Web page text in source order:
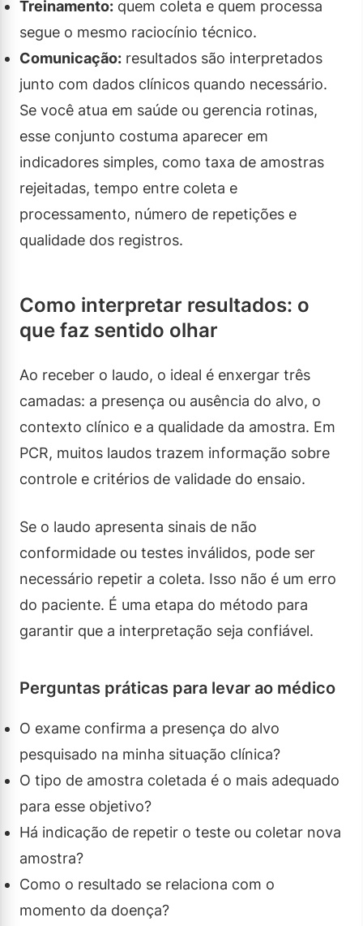
Treinamento: quem coleta e quem processa
segue o mesmo raciocínio técnico.
Comunicação: resultados são interpretados
junto com dados clínicos quando necessário.
Se você atua em saúde ou gerencia rotinas,
esse conjunto costuma aparecer em
indicadores simples, como taxa de amostras
rejeitadas, tempo entre coleta e
processamento, número de repetições e
qualidade dos registros.
Como interpretar resultados: o
que faz sentido olhar
Ao receber o laudo, o ideal é enxergar três
camadas: a presença ou ausência do alvo, o
contexto clínico e a qualidade da amostra. Em
PCR, muitos laudos trazem informação sobre
controle e critérios de validade do ensaio.
Se o laudo apresenta sinais de não
conformidade ou testes inválidos, pode ser
necessário repetir a coleta. Isso não é um erro
do paciente. É uma etapa do método para
garantir que a interpretação seja confiável.
Perguntas práticas para levar ao médico
O exame confirma a presença do alvo
pesquisado na minha situação clínica?
O tipo de amostra coletada é o mais adequado
para esse objetivo?
Há indicação de repetir o teste ou coletar nova
amostra?
Como o resultado se relaciona com o
momento da doença?